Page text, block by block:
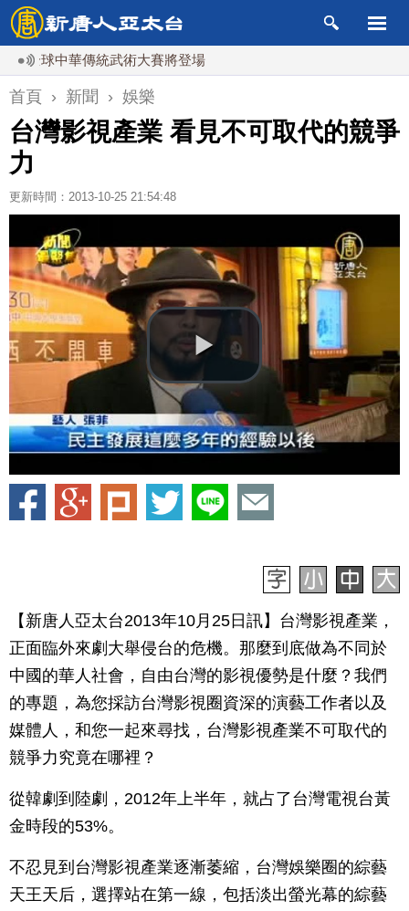
華傳統武術大賽將登場
首頁 › 新聞 › 娛樂
台灣影視產業 看見不可取代的競爭
力
更新時間：2013-10-25 21:54:48
【新唐人亞太台2013年10月25日訊】台灣影視產業，
正面臨外來劇大舉侵台的危機。那麼到底做為不同於
中國的華人社會，自由台灣的影視優勢是什麼？我們
的專題，為您採訪台灣影視圈資深的演藝工作者以及
媒體人，和您一起來尋找，台灣影視產業不可取代的
競爭力究竟在哪裡？
從韓劇到陸劇，2012年上半年，就占了台灣電視台黃
金時段的53%。
不忍見到台灣影視產業逐漸萎縮，台灣娛樂圈的綜藝
天王天后，選擇站在第一線，包括淡出螢光幕的綜藝